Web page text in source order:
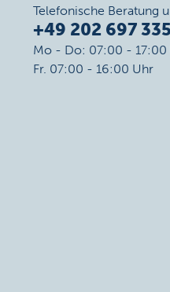
Telefonische Beratung
+49 202 697
Mo - Do: 07:00 - 17:00
Fr. 07:00 - 16:00 Uhr